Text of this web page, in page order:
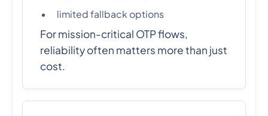
limited fallback options
For mission-critical OTP flows,
reliability often matters more than just
cost.